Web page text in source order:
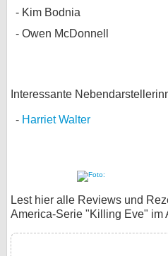
Kim Bodnia
Owen McDonnell
Interessante
Harriet Walter
Lest hier alle Reviews und
America-Serie "Killing Eve" im